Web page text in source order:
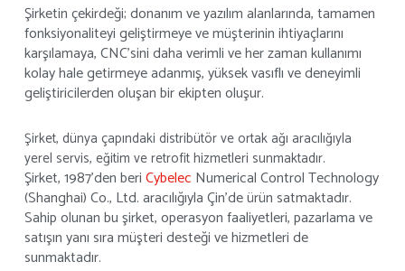
Şirketin çekirdeği; donanım ve yazılım alanlarında, tamamen
fonksiyonaliteyi geliştirmeye ve müşterinin ihtiyaçlarını
karşılamaya, CNC’sini daha verimli ve her zaman kullanımı
kolay hale getirmeye adanmış, yüksek vasıflı ve deneyimli
geliştiricilerden oluşan bir ekipten oluşur.
Şirket, dünya çapındaki distribütör ve ortak ağı aracılığıyla
yerel servis, eğitim ve retrofit hizmetleri sunmaktadır.
Şirket, 1987’den beriCybelec Numerical Control Technology
(Shanghai) Co., Ltd. aracılığıyla Çin’de ürün satmaktadır.
Sahip olunan bu şirket, operasyon faaliyetleri, pazarlama ve
satışın yanı sıra müşteri desteği ve hizmetleri de
sunmaktadır.